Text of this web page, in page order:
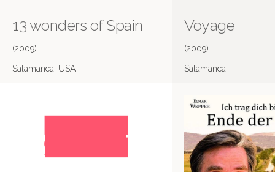
13 wonders of Spain
(2009)
Salamanca. USA
Voyage
(2009)
Salamanca